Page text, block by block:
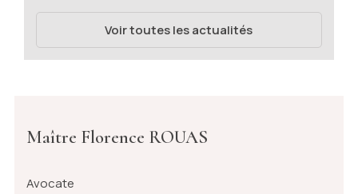
Voir toutes les actualités
Maître Florence ROUAS
Avocate